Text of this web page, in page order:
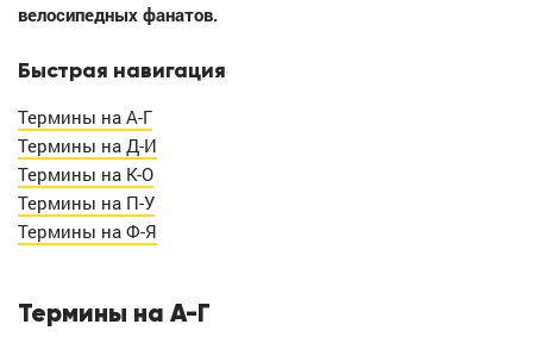
велосипедных фанатов.
Быстрая навигация
Термины на А-Г
Термины на Д-И
Термины на К-О
Термины на П-У
Термины на Ф-Я
Термины на А-Г